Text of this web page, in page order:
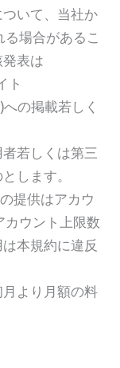
いて、当社か
場合があるこ
表は
ト
の掲載若しく
若しくは第三
します。
提供はアカウ
ウント上限数
本規約に違反
より月額の料